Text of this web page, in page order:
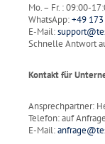
Mo. – Fr. : 09:00-
WhatsApp:+49
E-Mail:
Schnelle Antwort
Kontakt für
Ansprechpartner:
Telefon: auf Anfrage
E-Mail: